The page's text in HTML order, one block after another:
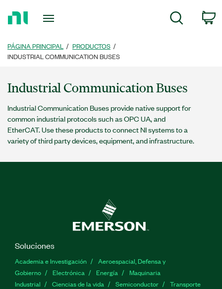
página
principal
Búsqueda
PÁGINA PRINCIPAL
PRODUCTOS
INDUSTRIAL COMMUNICATION BUSES
Industrial Communication Buses
Industrial Communication Buses provide native support for
common industrial protocols such as OPC UA, and
EtherCAT. Use these products to connect NI systems to a
variety of third party devices, equipment, and infrastructure.
Soluciones
Academia e Investigación
Aeroespacial, Defensa y
Gobierno
Electrónica Energía
Maquinaria
Industrial
Ciencias de la vida Semiconductor Transporte